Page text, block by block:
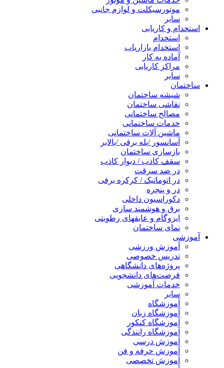
موتورسیکلت و لوازم جانبی
سایر
استخدام و کاریابی
استخدام
استخدام بازاریاب
آماده به کار
مراکز کاریابی
سایر
ساختمان
شیشه ساختمان
نقاشی ساختمان
مصالح ساختمانی
خدمات ساختمانی
ماشین آلات ساختمانی
آسانسور /پله برقی /بالابر
بازسازی ساختمان
سقف کاذب / دیوار کاذب
در ضد سرقت
در اتوماتیک / کرکره برقی
در و پنجره
دکوراسیون داخلی
برق و هوشمند سازی
ایزوگام و عایقهای رطوبتی
نمای ساختمان
آموزشی
آموزش ورزشی
تدریس خصوصی
پروژه‌های دانشگاهی
فرصت‌های دانشجویی
خدمات آموزشی
سایر
آموزشگاه
آموزشگاه زبان
آموزشگاه کنکور
آموزشگاه رانندگی
آموزش درسی
آموزش حرفه و فن
آموزش تخصصی